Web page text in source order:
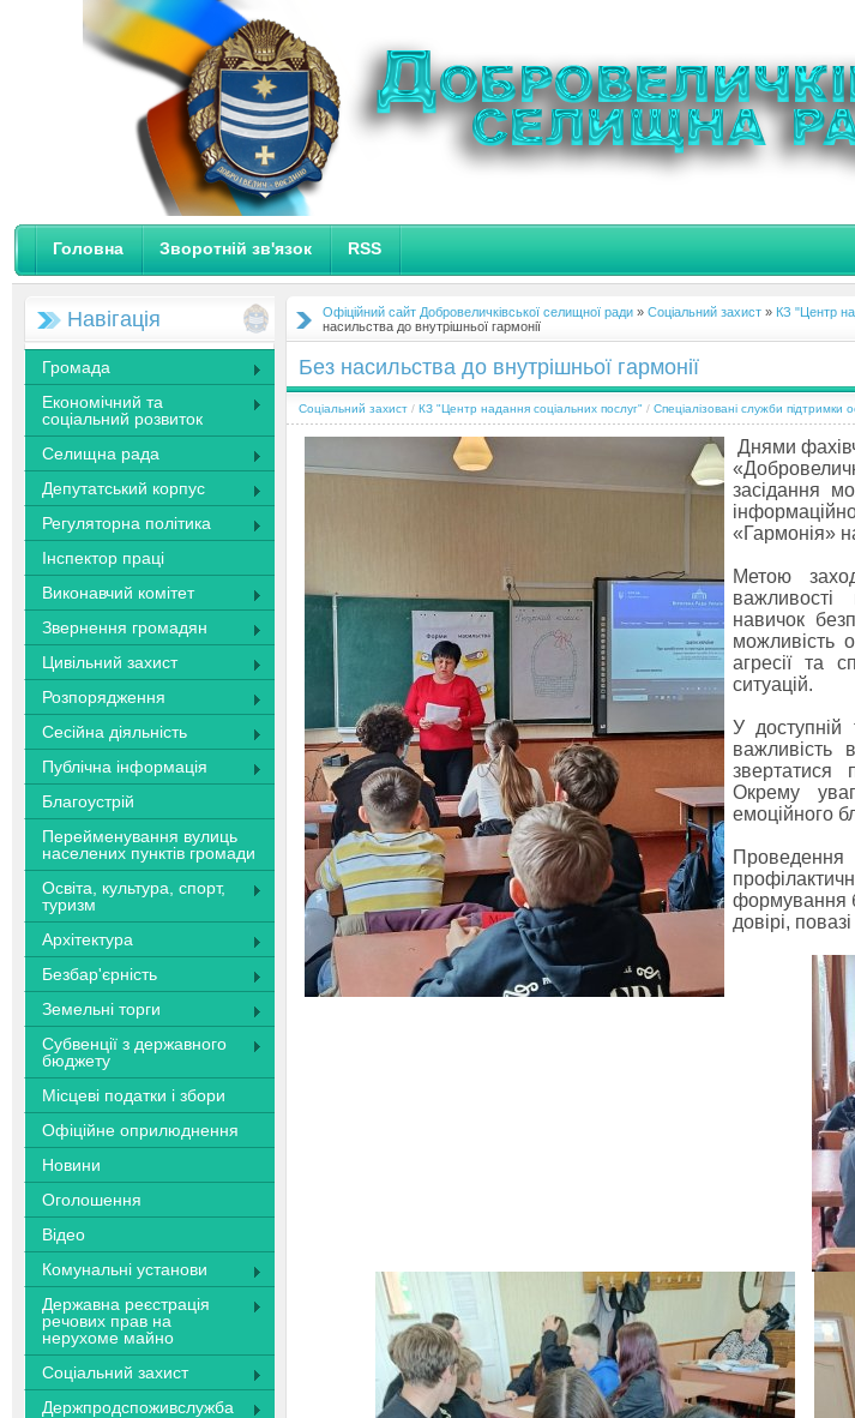
Головна Зворотній зв'язок RSS
Навігація
Громада
Економічний та
соціальний розвиток
Селищна рада
Депутатський корпус
Регуляторна політика
Інспектор праці
Виконавчий комітет
Звернення громадян
Цивільний захист
Розпорядження
Сесійна діяльність
Публічна інформація
Благоустрій
Перейменування вулиць
населених пунктів громади
Освіта, культура, спорт,
туризм
Архітектура
Безбар'єрність
Земельні торги
Субвенції з державного
бюджету
Місцеві податки і збори
Офіційне оприлюднення
Новини
Оголошення
Відео
Комунальні установи
Державна реєстрація
речових прав на
нерухоме майно
Соціальний захист
Держпродспоживслужба
Офіційний сайт Добровеличківської селищної ради » Соціальний захист » КЗ "Центр
насильства до внутрішньої гармонії
Без насильства до внутрішньої гармонії
Соціальний захист / КЗ "Центр надання соціальних послуг" / Спеціалізовані служби підтримки
Днями
засідання
«Гармонія»
Метою
навичок
можливість
агресії та
ситуацій.
У доступній
важливість
звертатися
Окрему
емоційного
формування
довірі,